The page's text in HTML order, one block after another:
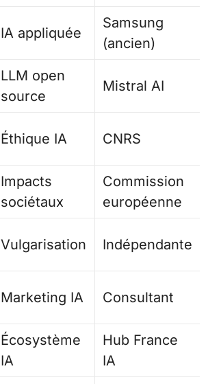
IA appliquée
Samsung
(ancien)
LLM open
source
Mistral AI
Éthique IA CNRS
Impacts
sociétaux
Commission
européenne
Vulgarisation Indépendante
Marketing IA Consultant
Écosystème
IA
Hub France
IA